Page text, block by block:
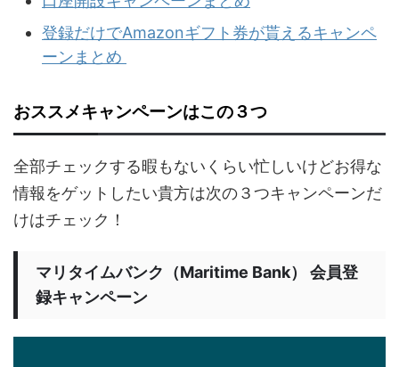
登録だけでAmazonギフト券が貰えるキャンペ
ーンまとめ
おススメキャンペーンはこの３つ
全部チェックする暇もないくらい忙しいけどお得な
情報をゲットしたい貴方は次の３つキャンペーンだ
けはチェック！
マリタイムバンク（Maritime Bank） 会員登
録キャンペーン